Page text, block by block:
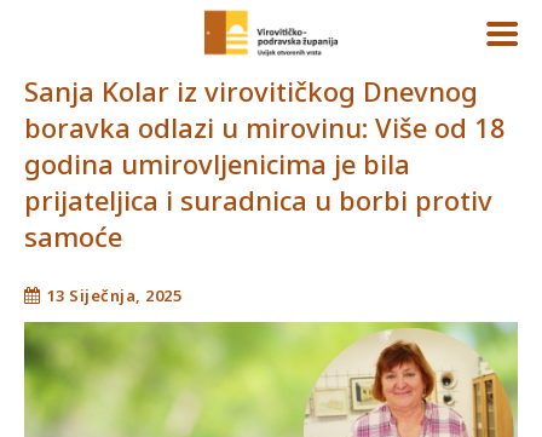
Sanja Kolar iz virovitičkog Dnevnog
boravka odlazi u mirovinu: Više od 18
godina umirovljenicima je bila
prijateljica i suradnica u borbi protiv
samoće
13 Siječnja, 2025